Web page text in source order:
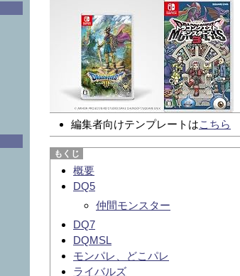
編集者向けテンプレートはこちら
概要
DQ5
仲間モンスター
DQ7
DQMSL
モンパレ、どこパレ
ライバルズ